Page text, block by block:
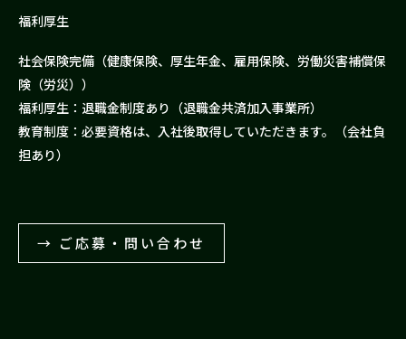
福利厚生
社会保険完備（健康保険、厚生年金、雇用保険、労働災害補償保
険（労災））
福利厚生：退職金制度あり（退職金共済加入事業所）
教育制度：必要資格は、入社後取得していただきます。（会社負
担あり）
→ ご応募・問い合わせ